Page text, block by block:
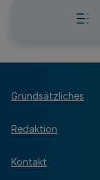
Grundsätzliches
Redaktion
Kontakt